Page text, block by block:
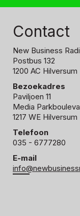
Contact
New Business
Postbus 132
1200 AC Hilversum
Bezoekadres
Paviljoen 11
Media
1217 WE Hilversum
Telefoon
035 - 6777280
E-mail